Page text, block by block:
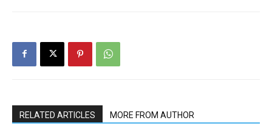
RELATED ARTICLES MORE FROM AUTHOR